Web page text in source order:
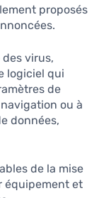
proposés
des virus,
logiciel qui
de
ou à
données,
de la mise
équipement et